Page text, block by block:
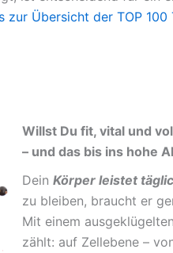
zur Übersicht der TOP 100
Willst Du fit, vital und
– und das bis ins hohe
Dein Körper leistet
zu bleiben, braucht er
Mit einem
zählt: auf Zellebene –